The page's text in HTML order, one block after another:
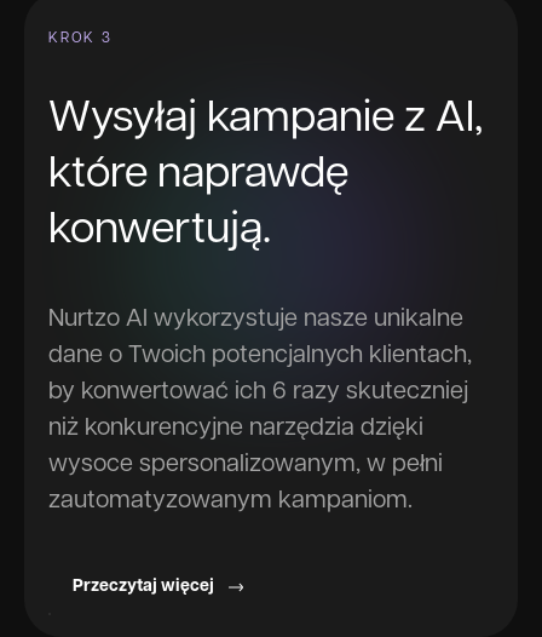
KROK 3
Wysyłaj kampanie z AI,
które naprawdę
konwertują.
Nurtzo AI wykorzystuje nasze unikalne
dane o Twoich potencjalnych klientach,
by konwertować ich 6 razy skuteczniej
niż konkurencyjne narzędzia dzięki
wysoce spersonalizowanym, w pełni
zautomatyzowanym kampaniom.
Przeczytaj więcej